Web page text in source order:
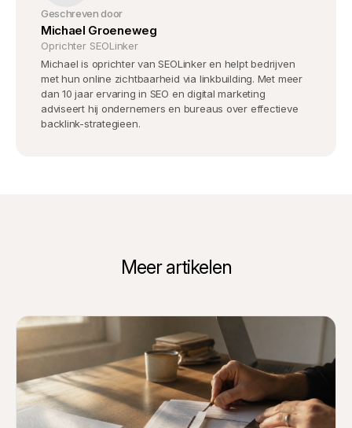
Geschreven door
Michael Groeneweg
Oprichter SEOLinker
Michael is oprichter van SEOLinker en helpt bedrijven
met hun online zichtbaarheid via linkbuilding. Met meer
dan 10 jaar ervaring in SEO en digital marketing
adviseert hij ondernemers en bureaus over effectieve
backlink-strategieen.
Meer artikelen